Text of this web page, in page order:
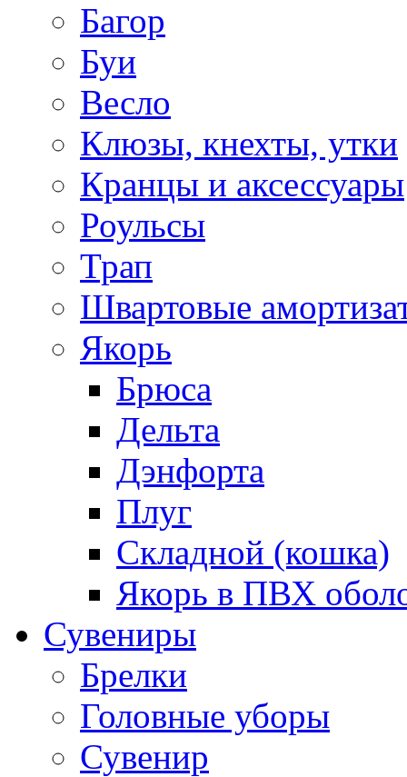
Багор
Буи
Весло
Клюзы, кнехты, утки
Кранцы и аксессуары
Роульсы
Трап
Швартовые
Якорь
Брюса
Дельта
Дэнфорта
Плуг
Складной (кошка)
Якорь в ПВХ
Сувениры
Брелки
Головные уборы
Сувенир